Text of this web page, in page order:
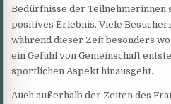
Bedürfnisse der Teilnehmerinnen
positives Erlebnis. Viele
während dieser Zeit besonders
ein Gefühl von Gemeinschaft
sportlichen Aspekt hinausgeht.
Auch außerhalb der Zeiten des